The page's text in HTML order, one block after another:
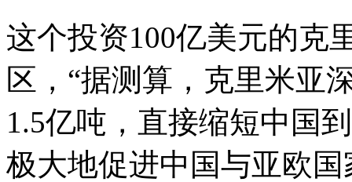
这个投资100亿美元的克
区，“据测算，克里米亚
1.5亿吨，直接缩短中国
极大地促进中国与亚欧